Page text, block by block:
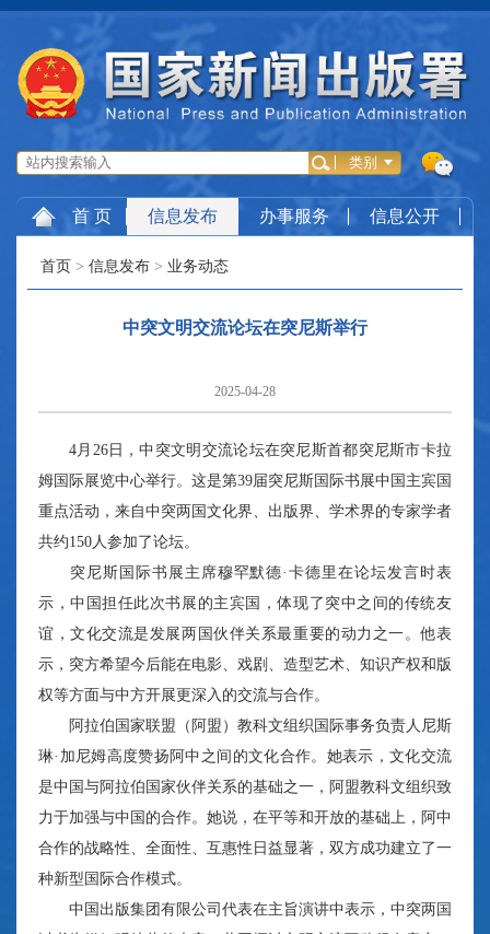
首 页 信息发布 办事服务 信息公开
首页 > 信息发布 > 业务动态
中突文明交流论坛在突尼斯举行
2025-04-28
4月26日，中突文明交流论坛在突尼斯首都突尼斯市卡拉
姆国际展览中心举行。这是第39届突尼斯国际书展中国主宾国
重点活动，来自中突两国文化界、出版界、学术界的专家学者
共约150人参加了论坛。
突尼斯国际书展主席穆罕默德·卡德里在论坛发言时表
示，中国担任此次书展的主宾国，体现了突中之间的传统友
谊，文化交流是发展两国伙伴关系最重要的动力之一。他表
示，突方希望今后能在电影、戏剧、造型艺术、知识产权和版
权等方面与中方开展更深入的交流与合作。
阿拉伯国家联盟（阿盟）教科文组织国际事务负责人尼斯
琳·加尼姆高度赞扬阿中之间的文化合作。她表示，文化交流
是中国与阿拉伯国家伙伴关系的基础之一，阿盟教科文组织致
力于加强与中国的合作。她说，在平等和开放的基础上，阿中
合作的战略性、全面性、互惠性日益显著，双方成功建立了一
种新型国际合作模式。
中国出版集团有限公司代表在主旨演讲中表示，中突两国